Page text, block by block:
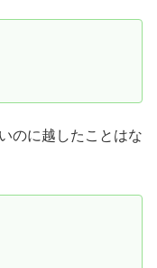
のに越したことはな